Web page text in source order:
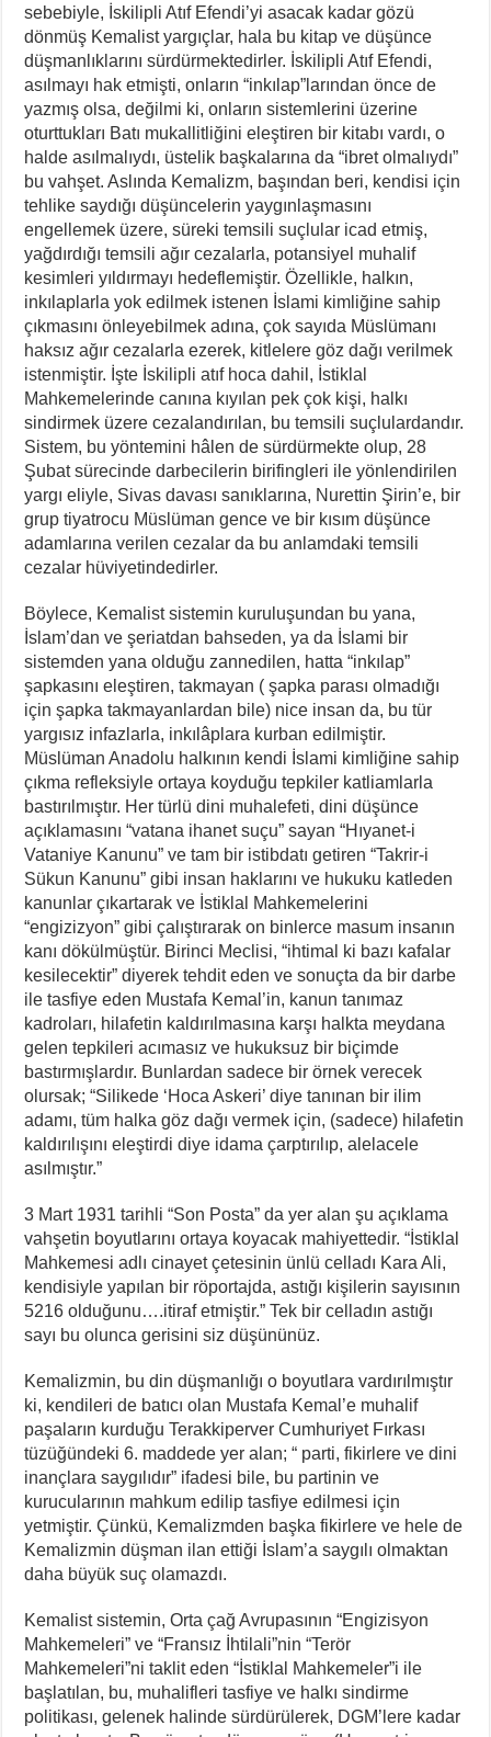
sebebiyle, İskilipli Atıf Efendi’yi asacak kadar gözü
dönmüş Kemalist yargıçlar, hala bu kitap ve düşünce
düşmanlıklarını sürdürmektedirler. İskilipli Atıf Efendi,
asılmayı hak etmişti, onların “inkılap”larından önce de
yazmış olsa, değilmi ki, onların sistemlerini üzerine
oturttukları Batı mukallitliğini eleştiren bir kitabı vardı, o
halde asılmalıydı, üstelik başkalarına da “ibret olmalıydı”
bu vahşet. Aslında Kemalizm, başından beri, kendisi için
tehlike saydığı düşüncelerin yaygınlaşmasını
engellemek üzere, süreki temsili suçlular icad etmiş,
yağdırdığı temsili ağır cezalarla, potansiyel muhalif
kesimleri yıldırmayı hedeflemiştir. Özellikle, halkın,
inkılaplarla yok edilmek istenen İslami kimliğine sahip
çıkmasını önleyebilmek adına, çok sayıda Müslümanı
haksız ağır cezalarla ezerek, kitlelere göz dağı verilmek
istenmiştir. İşte İskilipli atıf hoca dahil, İstiklal
Mahkemelerinde canına kıyılan pek çok kişi, halkı
sindirmek üzere cezalandırılan, bu temsili suçlulardandır.
Sistem, bu yöntemini hâlen de sürdürmekte olup, 28
Şubat sürecinde darbecilerin birifingleri ile yönlendirilen
yargı eliyle, Sivas davası sanıklarına, Nurettin Şirin’e, bir
grup tiyatrocu Müslüman gence ve bir kısım düşünce
adamlarına verilen cezalar da bu anlamdaki temsili
cezalar hüviyetindedirler.
Böylece, Kemalist sistemin kuruluşundan bu yana,
İslam’dan ve şeriatdan bahseden, ya da İslami bir
sistemden yana olduğu zannedilen, hatta “inkılap”
şapkasını eleştiren, takmayan ( şapka parası olmadığı
için şapka takmayanlardan bile) nice insan da, bu tür
yargısız infazlarla, inkılâplara kurban edilmiştir.
Müslüman Anadolu halkının kendi İslami kimliğine sahip
çıkma refleksiyle ortaya koyduğu tepkiler katliamlarla
bastırılmıştır. Her türlü dini muhalefeti, dini düşünce
açıklamasını “vatana ihanet suçu” sayan “Hıyanet-i
Vataniye Kanunu” ve tam bir istibdatı getiren “Takrir-i
Sükun Kanunu” gibi insan haklarını ve hukuku katleden
kanunlar çıkartarak ve İstiklal Mahkemelerini
“engizizyon” gibi çalıştırarak on binlerce masum insanın
kanı dökülmüştür. Birinci Meclisi, “ihtimal ki bazı kafalar
kesilecektir” diyerek tehdit eden ve sonuçta da bir darbe
ile tasfiye eden Mustafa Kemal’in, kanun tanımaz
kadroları, hilafetin kaldırılmasına karşı halkta meydana
gelen tepkileri acımasız ve hukuksuz bir biçimde
bastırmışlardır. Bunlardan sadece bir örnek verecek
olursak; “Silikede ‘Hoca Askeri’ diye tanınan bir ilim
adamı, tüm halka göz dağı vermek için, (sadece) hilafetin
kaldırılışını eleştirdi diye idama çarptırılıp, alelacele
asılmıştır.”
3 Mart 1931 tarihli “Son Posta” da yer alan şu açıklama
vahşetin boyutlarını ortaya koyacak mahiyettedir. “İstiklal
Mahkemesi adlı cinayet çetesinin ünlü celladı Kara Ali,
kendisiyle yapılan bir röportajda, astığı kişilerin sayısının
5216 olduğunu….itiraf etmiştir.” Tek bir celladın astığı
sayı bu olunca gerisini siz düşününüz.
Kemalizmin, bu din düşmanlığı o boyutlara vardırılmıştır
ki, kendileri de batıcı olan Mustafa Kemal’e muhalif
paşaların kurduğu Terakkiperver Cumhuriyet Fırkası
tüzüğündeki 6. maddede yer alan; “ parti, fikirlere ve dini
inançlara saygılıdır” ifadesi bile, bu partinin ve
kurucularının mahkum edilip tasfiye edilmesi için
yetmiştir. Çünkü, Kemalizmden başka fikirlere ve hele de
Kemalizmin düşman ilan ettiği İslam’a saygılı olmaktan
daha büyük suç olamazdı.
Kemalist sistemin, Orta çağ Avrupasının “Engizisyon
Mahkemeleri” ve “Fransız İhtilali”nin “Terör
Mahkemeleri”ni taklit eden “İstiklal Mahkemeler”i ile
başlatılan, bu, muhalifleri tasfiye ve halkı sindirme
politikası, gelenek halinde sürdürülerek, DGM’lere kadar